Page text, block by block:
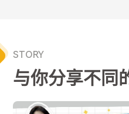
STORY
与你分享不同